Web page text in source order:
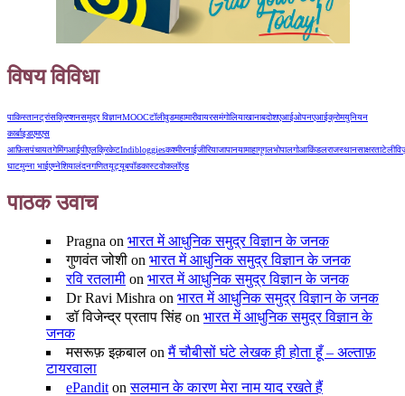
विषय विविधा
पाकिस्तानट्रांसक्रिप्शनसमुद्र विज्ञानMOOCटॉलीवुडमहामारीवायरसमंगोलियाखानाबदोशएआईओपनएआईक्रोमयुनियन
कार्बाइडएमएस
आफ़िसपंचायतगेमिंगआईपीएलक्रिकेटIndibloggiesकश्मीरनाईजीरियाजापानयामाहागूगलभोपालगोआकिंडलराजस्थानसाक्षरता
घाटमुन्ना भाईएम्नेशियालंदनगणितयूट्यूबपॉडकास्टवोकलॉएड
पाठक उवाच
Pragna on भारत में आधुनिक समुद्र विज्ञान के जनक
गुणवंत जोशी on भारत में आधुनिक समुद्र विज्ञान के जनक
रवि रतलामी on भारत में आधुनिक समुद्र विज्ञान के जनक
Dr Ravi Mishra on भारत में आधुनिक समुद्र विज्ञान के जनक
डॉ विजेन्द्र प्रताप सिंह on भारत में आधुनिक समुद्र विज्ञान के
जनक
मसरूफ़ इक़बाल onमैं चौबीसों घंटे लेखक ही होता हूँ – अल्ताफ़
टायरवाला
ePandit onसलमान के कारण मेरा नाम याद रखते हैं